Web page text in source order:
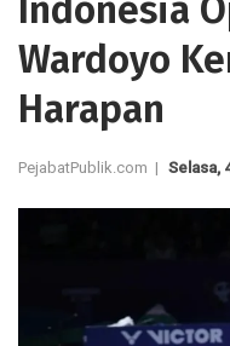
Indonesia
Wardoyo
Harapan
PejabatPublik.com | Selasa,